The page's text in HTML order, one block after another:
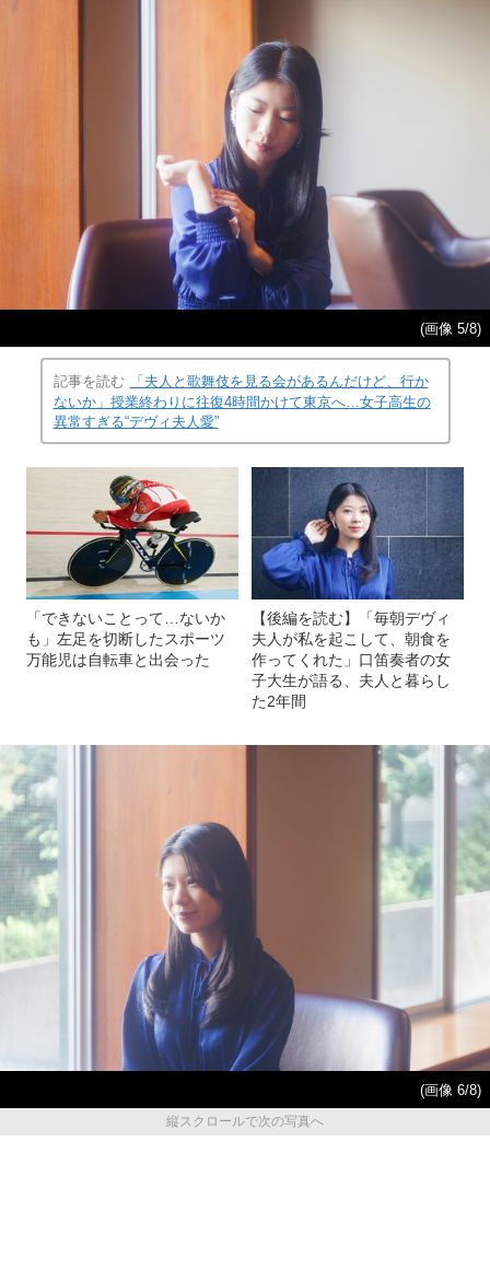
(画像 5/8)
記事を読む
「夫人と歌舞伎を見る会があるんだけど、行か
ないか」授業終わりに往復4時間かけて東京へ…女子高生の
異常すぎる“デヴィ夫人愛”
「できないことって…ないか
も」左足を切断したスポーツ
万能児は自転車と出会った
【後編を読む】「毎朝デヴィ
夫人が私を起こして、朝食を
作ってくれた」口笛奏者の女
子大生が語る、夫人と暮らし
た2年間
(画像 6/8)
縦スクロールで次の写真へ